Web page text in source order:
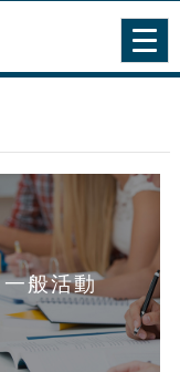
一般活動